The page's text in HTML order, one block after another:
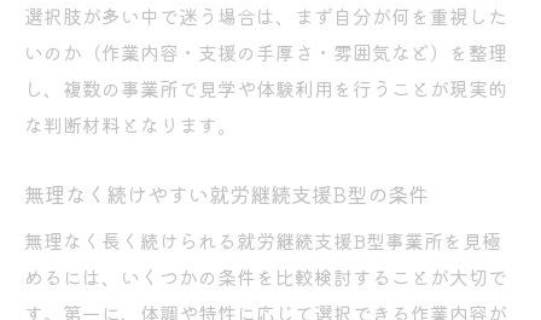
選択肢が多い中で迷う場合は、まず自分が何を重視した
いのか（作業内容・支援の手厚さ・雰囲気など）を整理
し、複数の事業所で見学や体験利用を行うことが現実的
な判断材料となります。
無理なく続けやすい就労継続支援B型の条件
無理なく長く続けられる就労継続支援B型事業所を見極
めるには、いくつかの条件を比較検討することが大切で
す。第一に、体調や特性に応じて選択できる作業内容が